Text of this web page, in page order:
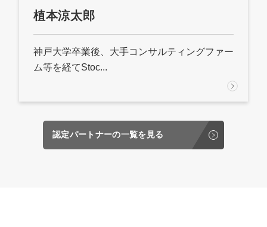
植本涼太郎
神戸大学卒業後、大手コンサルティングファー
ム等を経てStoc...
認定パートナーの一覧を見る